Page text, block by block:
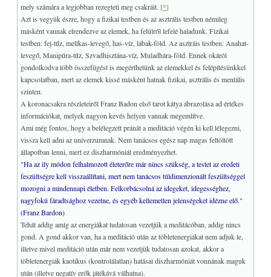
mely számára a legjobban rezegteti meg csakráit. [*]
Azt is vegyük észre, hogy a fizikai testben és az asztrális testben némileg
másként vannak elrendezve az elemek, ha felülről lefelé haladunk. Fizikai
testben: fej-tűz, mellkas-levegő, has-víz, lábak-föld. Az asztráis testben: Anahat-
levegő, Manipúra-tűz, Szvadhisztána-víz, Muladhára-föld. Ennek okáról
gondolkodva több összefügést is megérthetünk az elemekkel és felépítésünkkel
kapcsolatban, mert az elemek kissé másként hatnak fizikai, asztrális és mentális
szinten.
A koronacsakra részleteiről Franz Badon első tarot kátya ábrazolása ad értékes
információkat, melyek nagyon kevés helyen vannak megemlítve.
Ami még fontos, hogy a belélegzett pránát a meditáció végén ki kell lélegezni,
vissza kell adni az univerzumnak. Nem tanácsos egész nap magas feltöltött
állapotban lenni, mert ez diszharmóniát eredményezhet.
"Ha az ily módon felhalmozott életerőre már nincs szükség, a testet az eredeti
feszültségre kell visszaállítani, mert nem tanácsos túldimenzionált feszültséggel
mozogni a mindennapi életben. Felkorbácsolná az idegeket, idegességhez,
nagyfokú fáradtsághoz vezetne, és egyéb kellemetlen jelenségeket idézne elő."
(Franz Bardon)
Tehát addig amíg az energiákat tudatosan vezetjük a meditácóban, addig nincs
gond. A gond akkor van, ha a meditáció után az töbletenergiákat nem adjuk le,
illetve mivel meditáció után már nem vezetjük tudatosan azokat, akkor a
töbletenergiák kaotikus (kontrolálatlan) hatásai diszharmóniát vonnának maguk
után (illetve negatív erők játékává válhatna).